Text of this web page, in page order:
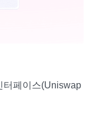
터페이스(Uniswap